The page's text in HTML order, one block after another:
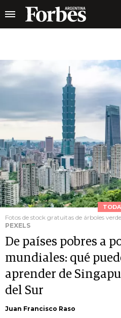
Fotos de stock gratuitas de árboles
PEXELS
De países pobres a
mundiales: qué
aprender de
del Sur
Juan Francisco Raso